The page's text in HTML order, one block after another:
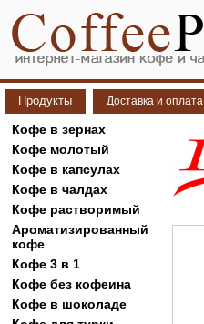
Продукты Доставка и оплата
Кофе в зернах
Кофе молотый
Кофе в капсулах
Кофе в чалдах
Кофе растворимый
Ароматизированный
кофе
Кофе 3 в 1
Кофе без кофеина
Кофе в шоколаде